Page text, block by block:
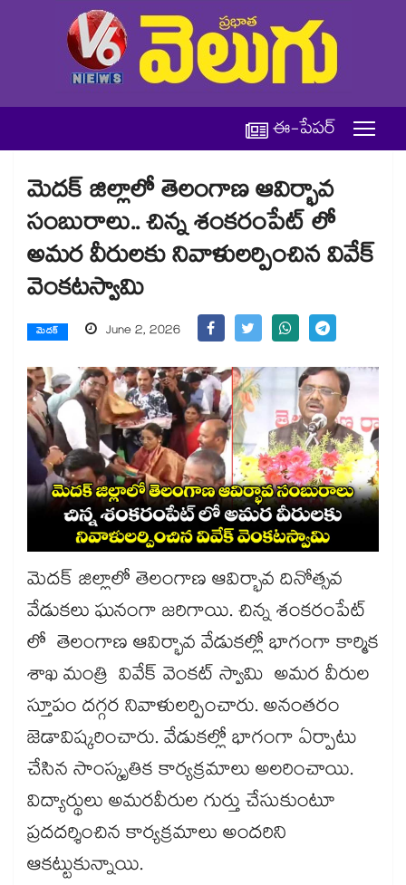
ఈ-పేపర్
మెదక్ జిల్లాలో తెలంగాణ ఆవిర్భావ
సంబురాలు.. చిన్న శంకరంపేట్ లో
అమర వీరులకు నివాళులర్పించిన వివేక్
వెంకటస్వామి
మెదక్ June 2, 2026
మెదక్ జిల్లాలో తెలంగాణ ఆవిర్భావ దినోత్సవ
వేడుకలు ఘనంగా జరిగాయి. చిన్న శంకరంపేట్
లో తెలంగాణ ఆవిర్భావ వేడుకల్లో భాగంగా కార్మిక
శాఖ మంత్రి వివేక్ వెంకట్ స్వామి అమర వీరుల
స్తూపం దగ్గర నివాళులర్పించారు. అనంతరం
జెడావిష్కరించారు. వేడుకల్లో భాగంగా ఏర్పాటు
చేసిన సాంస్కృతిక కార్యక్రమాలు అలరించాయి.
విద్యార్థులు అమరవీరుల గుర్తు చేసుకుంటూ
ప్రదదర్శించిన కార్యక్రమాలు అందరిని
ఆకట్టుకున్నాయి.